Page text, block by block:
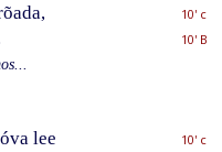
10' c
10' B
lee
10' c